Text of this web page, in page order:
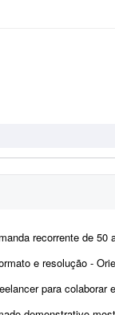
70 vídeos verticais por mês, com
- Orientação: vertical
um projeto de criação e edição de